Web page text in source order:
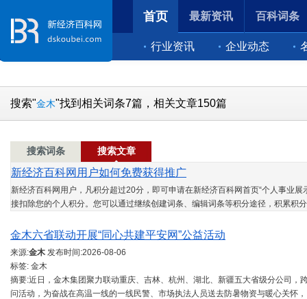
首页
行业资讯 企业动态
最新资讯 百科词条
搜索"金木"找到相关词条7篇，相关文章150篇
搜索词条 搜索文章
新经济百科网用户如何免费获得推广
新经济百科网用户，凡积分超过20分，即可申请在新经济百科网首页“个人事业
接扣除您的个人积分。您可以通过继续创建词条、编辑词条等积分途径，积累积
金木六省联动开展“同心共建平安网”公益活动
来源:金木 发布时间:2026-08-06
标签: 金木
摘要:近日，金木集团聚力联动重庆、吉林、杭州、湖北、新疆五大省级分公司，
问活动，为奋战在高温一线的一线民警、市场执法人员送去防暑物资与暖心关怀